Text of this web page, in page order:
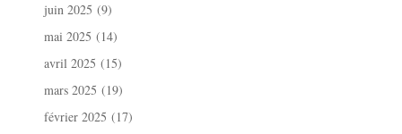
juin 2025 (9)
mai 2025 (14)
avril 2025 (15)
mars 2025 (19)
février 2025 (17)